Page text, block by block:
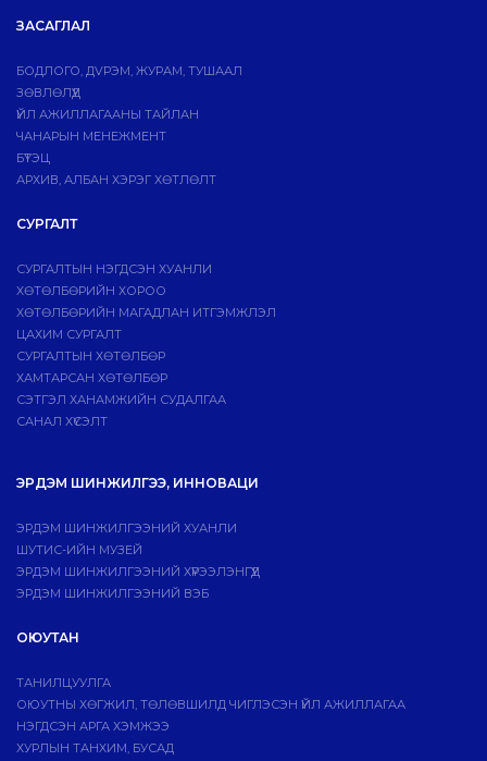
ЗАСАГЛАЛ
БОДЛОГО, ДVРЭМ, ЖУРАМ, ТУШААЛ
ЗӨВЛӨЛҮҮД
ҮЙЛ АЖИЛЛАГААНЫ ТАЙЛАН
ЧАНАРЫН МЕНЕЖМЕНТ
БҮТЭЦ
АРХИВ, АЛБАН ХЭРЭГ ХӨТЛӨЛТ
СУРГАЛТ
СУРГАЛТЫН НЭГДСЭН ХУАНЛИ
ХӨТӨЛБӨРИЙН ХОРОО
ХӨТӨЛБӨРИЙН МАГАДЛАН ИТГЭМЖЛЭЛ
ЦАХИМ СУРГАЛТ
СУРГАЛТЫН ХӨТӨЛБӨР
ХАМТАРСАН ХӨТӨЛБӨР
СЭТГЭЛ ХАНАМЖИЙН СУДАЛГАА
САНАЛ ХҮСЭЛТ
ЭРДЭМ ШИНЖИЛГЭЭ, ИННОВАЦИ
ЭРДЭМ ШИНЖИЛГЭЭНИЙ ХУАНЛИ
ШУТИС-ИЙН МУЗЕЙ
ЭРДЭМ ШИНЖИЛГЭЭНИЙ ХҮРЭЭЛЭНГҮҮД
ЭРДЭМ ШИНЖИЛГЭЭНИЙ ВЭБ
ОЮУТАН
ТАНИЛЦУУЛГА
ОЮУТНЫ ХӨГЖИЛ, ТӨЛӨВШИЛД ЧИГЛЭСЭН ҮЙЛ АЖИЛЛАГАА
НЭГДСЭН АРГА ХЭМЖЭЭ
ХУРЛЫН ТАНХИМ, БУСАД